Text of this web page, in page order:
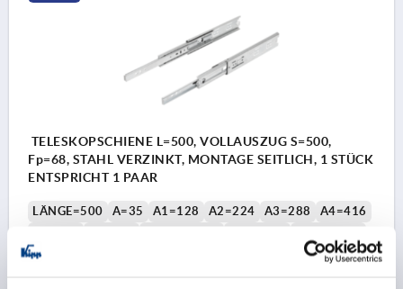
TELESKOPSCHIENE L=500, VOLLAUSZUG S=500,
Fp=68, STAHL VERZINKT, MONTAGE SEITLICH, 1 STÜCK
ENTSPRICHT 1 PAAR
LÄNGE=500 A=35 A1=128 A2=224 A3=288
A4=416
TRAGKRAFT PAAR 50.000 ZY. =68